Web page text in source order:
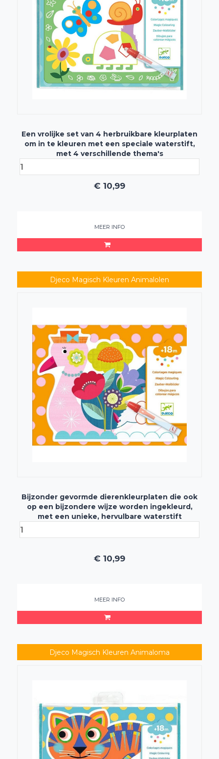
Een vrolijke set van 4 herbruikbare kleurplaten
om in te kleuren met een speciale waterstift,
met 4 verschillende thema's
€ 10,99
MEER INFO
Djeco Magisch Kleuren Animalolen
Bijzonder gevormde dierenkleurplaten die ook
op een bijzondere wijze worden ingekleurd,
met een unieke, hervulbare waterstift
€ 10,99
MEER INFO
Djeco Magisch Kleuren Animaloma